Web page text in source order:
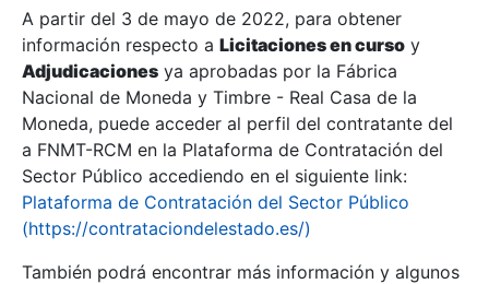
Mostrar/Ocultar
Mostrar/Ocultar
Mostrar/Ocultar
A partir del 3 de mayo de 2022, para obtener
información respecto a Licitaciones en curso y
Adjudicaciones ya aprobadas por la Fábrica
Nacional de Moneda y Timbre - Real Casa de la
Moneda, puede acceder al perfil del contratante del
a FNMT-RCM en la Plataforma de Contratación del
Sector Público accediendo en el siguiente link:
Plataforma de Contratación del Sector Público
(https://contrataciondelestado.es/)
También podrá encontrar más información y algunos